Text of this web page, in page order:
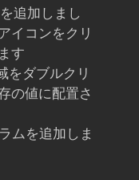
追加しまし
イコンをクリ
す
をダブルクリ
の値に配置さ
ムを追加しま